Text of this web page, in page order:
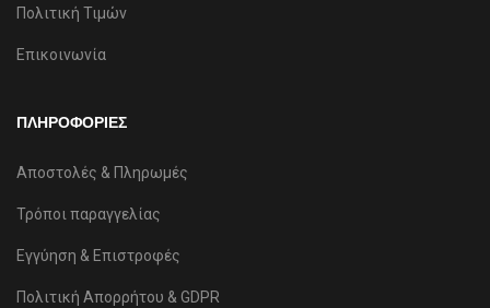
Πολιτική Τιμών
Επικοινωνία
ΠΛΗΡΟΦΟΡΙΕΣ
Αποστολές & Πληρωμές
Τρόποι παραγγελίας
Εγγύηση & Επιστροφές
Πολιτική Απορρήτου & GDPR